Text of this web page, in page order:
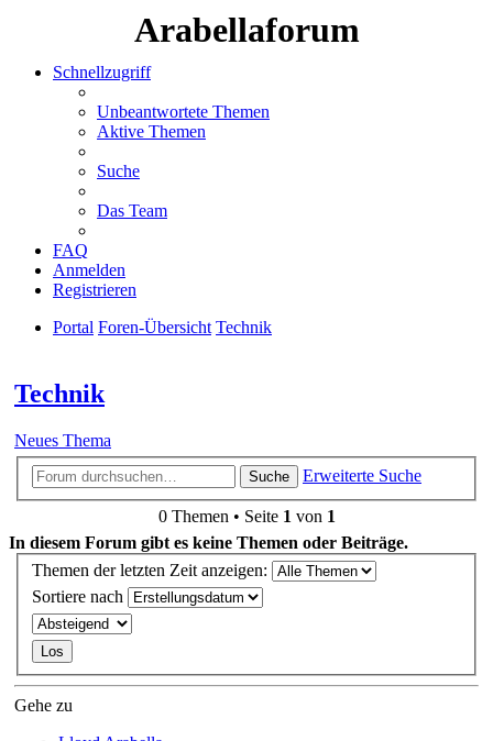
Arabellaforum
Schnellzugriff
Unbeantwortete Themen
Aktive Themen
Suche
Das Team
FAQ
Anmelden
Registrieren
Portal Foren-Übersicht Technik
Technik
Neues Thema
Suche Erweiterte Suche
0 Themen • Seite 1 von 1
In diesem Forum gibt es keine Themen oder Beiträge.
Themen der letzten Zeit anzeigen:
Sortiere nach
Gehe zu